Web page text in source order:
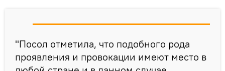
"Посол отметила, что подобного рода
проявления и провокации имеют место в